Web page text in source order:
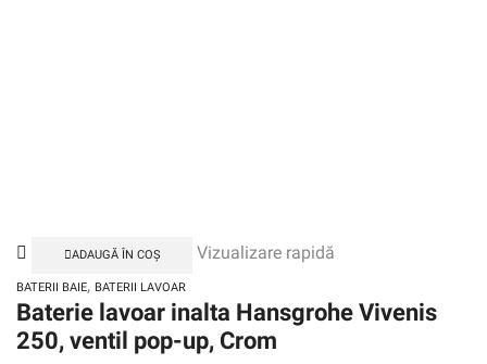
ADAUGĂ ÎN COȘ Vizualizare rapidă
BATERII BAIE, BATERII LAVOAR
Baterie lavoar inalta Hansgrohe Vivenis
250, ventil pop-up, Crom